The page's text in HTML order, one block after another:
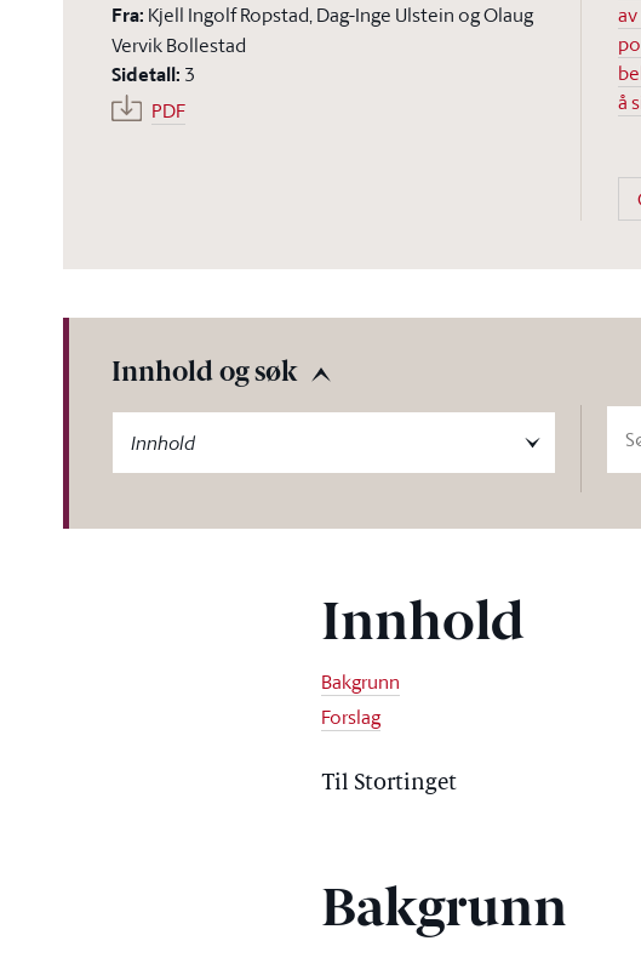
Fra: Kjell Ingolf Ropstad, Dag-Inge Ulstein og Olaug
Vervik Bollestad
Sidetall: 3
PDF
å
Innhold og søk
Innhold
Innhold
Bakgrunn
Forslag
Til Stortinget
Bakgrunn